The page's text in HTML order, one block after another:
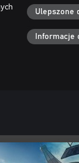
Ulepszone
Informacje